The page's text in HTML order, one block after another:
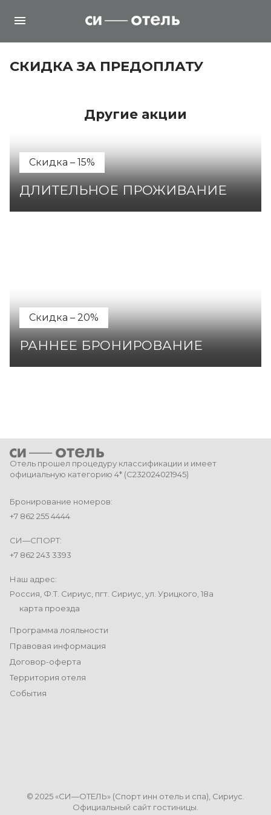
СКИДКА ЗА ПРЕДОПЛАТУ
Другие акции
Скидка – 15%
ДЛИТЕЛЬНОЕ ПРОЖИВАНИЕ
Скидка – 20%
РАННЕЕ БРОНИРОВАНИЕ
Отель прошел процедуру классификации и имеет
официальную категорию 4* (С232024021945)
Бронирование номеров:
+7 862 255 4444
СИ—СПОРТ:
+7 862 243 3393
Наш адрес:
Россия, Ф.Т. Сириус, пгт. Сириус, ул. Урицкого, 18а
карта проезда
Программа лояльности
Правовая информация
Договор-оферта
Территория отеля
События
© 2025 «СИ—ОТЕЛЬ» (Спорт инн отель и спа), Сириус.
Официальный сайт гостиницы.